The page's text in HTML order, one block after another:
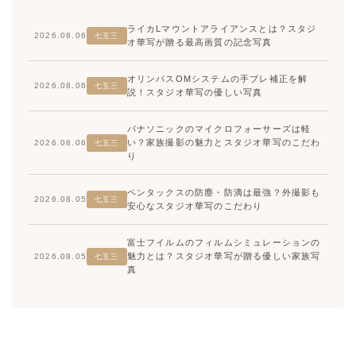
2026.08.06 七五三
ライカLマウントアライアンスとは？スタジ
オ華写が贈る最高画質の記念写真
2026.08.06 七五三
オリンパスOMシステムの手ブレ補正を解
説！スタジオ華写の優しい写真
2026.08.06 七五三
パナソニックのマイクロフォーサーズは軽
い？家族撮影の魅力とスタジオ華写のこだわ
り
2026.08.05 七五三
ペンタックスの防塵・防滴は最強？外撮影も
安心なスタジオ華写のこだわり
2026.08.05 七五三
富士フイルムのフィルムシミュレーションの
魅力とは？スタジオ華写が贈る優しい家族写
真